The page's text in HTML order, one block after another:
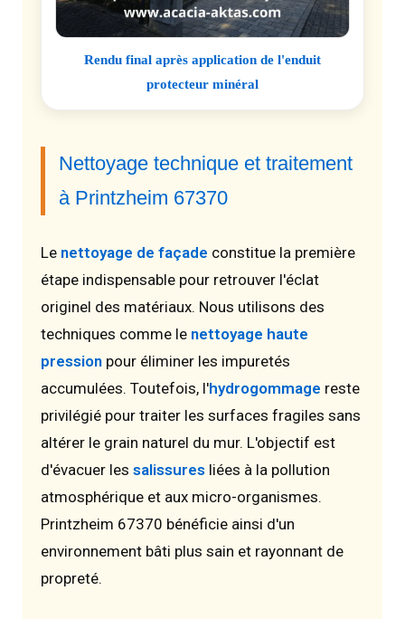
Rendu final après application de l'enduit
protecteur minéral
Nettoyage technique et traitement
à Printzheim 67370
Le nettoyage de façade constitue la première
étape indispensable pour retrouver l'éclat
originel des matériaux. Nous utilisons des
techniques comme le nettoyage haute
pression pour éliminer les impuretés
accumulées. Toutefois, l'hydrogommage reste
privilégié pour traiter les surfaces fragiles sans
altérer le grain naturel du mur. L'objectif est
d'évacuer les salissures liées à la pollution
atmosphérique et aux micro-organismes.
Printzheim 67370 bénéficie ainsi d'un
environnement bâti plus sain et rayonnant de
propreté.